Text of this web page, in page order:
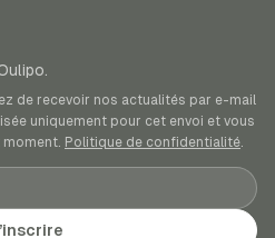
de recevoir nos actualités par e-mail
uniquement pour cet envoi et vous
Politique de confidentialité.